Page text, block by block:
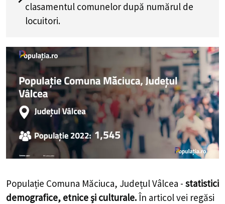
clasamentul comunelor după numărul de
locuitori.
Populație Comuna Măciuca, Județul Vâlcea - statistici
demografice, etnice și culturale.În articol vei regăsi